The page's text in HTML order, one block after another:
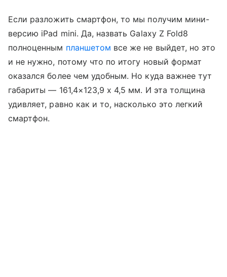
Если разложить смартфон, то мы получим мини-
версию iPad mini. Да, назвать Galaxy Z Fold8
полноценным планшетом все же не выйдет, но это
и не нужно, потому что по итогу новый формат
оказался более чем удобным. Но куда важнее тут
габариты — 161,4×123,9 x 4,5 мм. И эта толщина
удивляет, равно как и то, насколько это легкий
смартфон.